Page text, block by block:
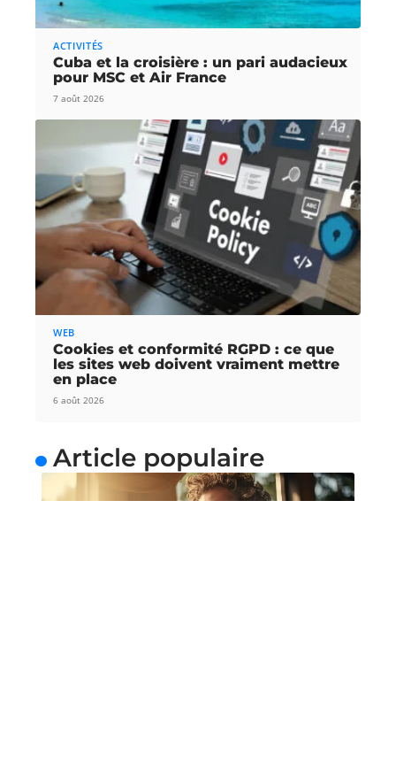
ACTIVITÉS
Cuba et la croisière : un pari audacieux
pour MSC et Air France
7 août 2026
WEB
Cookies et conformité RGPD : ce que
les sites web doivent vraiment mettre
en place
6 août 2026
Article populaire